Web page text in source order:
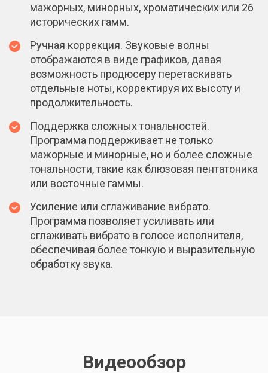
мажорных, минорных, хроматических или 26
исторических гамм.
Ручная коррекция. Звуковые волны
отображаются в виде графиков, давая
возможность продюсеру перетаскивать
отдельные ноты, корректируя их высоту и
продолжительность.
Поддержка сложных тональностей.
Программа поддерживает не только
мажорные и минорные, но и более сложные
тональности, такие как блюзовая пентатоника
или восточные гаммы.
Усиление или сглаживание вибрато.
Программа позволяет усиливать или
сглаживать вибрато в голосе исполнителя,
обеспечивая более тонкую и выразительную
обработку звука.
Видеообзор